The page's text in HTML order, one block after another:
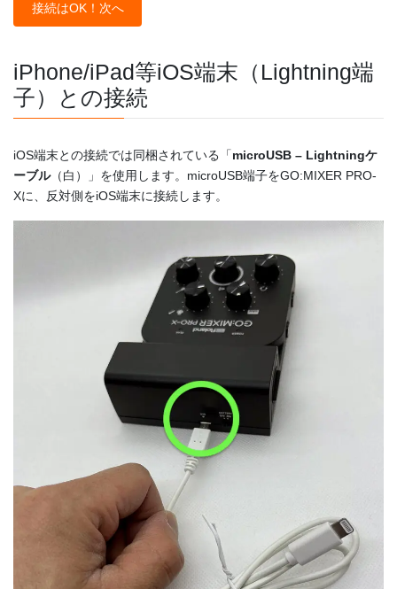
接続はOK！次へ
iPhone/iPad等iOS端末（Lightning端
子）との接続
iOS端末との接続では同梱されている「microUSB – Lightningケ
ーブル（白）」を使用します。microUSB端子をGO:MIXER PRO-
Xに、反対側をiOS端末に接続します。